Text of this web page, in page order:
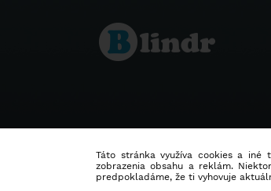
Táto stránka využíva cookies a iné
zobrazenia obsahu a reklám.
predpokladáme, že ti vyhovuje